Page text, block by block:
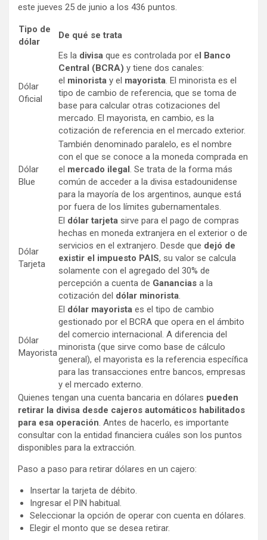
este jueves 25 de junio a los 436 puntos.
Tipo de
dólar
De qué se trata
Dólar
Oficial
Es la divisa que es controlada por el Banco
Central (BCRA) y tiene dos canales:
el minorista y el mayorista. El minorista es el
tipo de cambio de referencia, que se toma de
base para calcular otras cotizaciones del
mercado. El mayorista, en cambio, es la
cotización de referencia en el mercado exterior.
Dólar
Blue
También denominado paralelo, es el nombre
con el que se conoce a la moneda comprada en
el mercado ilegal. Se trata de la forma más
común de acceder a la divisa estadounidense
para la mayoría de los argentinos, aunque está
por fuera de los límites gubernamentales.
Dólar
Tarjeta
El dólar tarjeta sirve para el pago de compras
hechas en moneda extranjera en el exterior o de
servicios en el extranjero. Desde que dejó de
existir el impuesto PAIS, su valor se calcula
solamente con el agregado del 30% de
percepción a cuenta de Ganancias a la
cotización del dólar minorista.
Dólar
Mayorista
El dólar mayorista es el tipo de cambio
gestionado por el BCRA que opera en el ámbito
del comercio internacional. A diferencia del
minorista (que sirve como base de cálculo
general), el mayorista es la referencia específica
para las transacciones entre bancos, empresas
y el mercado externo.
Quienes tengan una cuenta bancaria en dólares pueden
retirar la divisa desde cajeros automáticos habilitados
para esa operación. Antes de hacerlo, es importante
consultar con la entidad financiera cuáles son los puntos
disponibles para la extracción.
Paso a paso para retirar dólares en un cajero:
Insertar la tarjeta de débito.
Ingresar el PIN habitual.
Seleccionar la opción de operar con cuenta en dólares.
Elegir el monto que se desea retirar.